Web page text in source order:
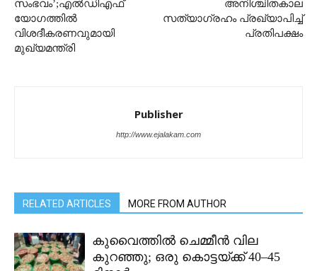
സംഭവം’;എല്‍ഡിഎഫ്
യോഗത്തില്‍
വിശദീകരണവുമായി
മുഖ്യമന്ത്രി
അനിശ്ചിതകാല
സത്യാഗ്രഹം പ്രഖ്യാപിച്ച്
പ്രതിപക്ഷം
Publisher
http://www.ejalakam.com
RELATED ARTICLES MORE FROM AUTHOR
കുവൈത്തിൽ ചെമ്മീൻ വില
കുറഞ്ഞു; ഒരു കൊട്ടയ്ക്ക് 40–45